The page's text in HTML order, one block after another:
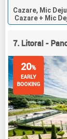
Cazare, Mic
Cazare + Mic
7. Litoral -
20%
EARLY
BOOKING